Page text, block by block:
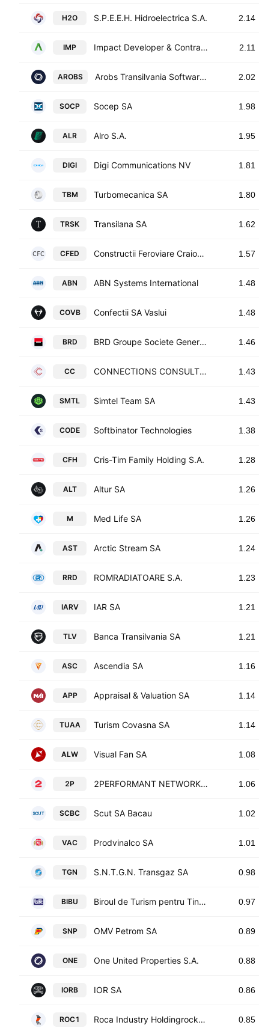
H2O S.P.E.E.H. Hidroelectrica S.A. 2.14
IMP Impact Developer & Contractor SA 2.11
AROBS Arobs Transilvania Software S.A. 2.02
SOCP Socep SA 1.98
ALR Alro S.A. 1.95
DIGI Digi Communications NV 1.81
TBM Turbomecanica SA 1.80
TRSK Transilana SA 1.62
CFED Constructii Feroviare Craiova SA Craiova 1.57
ABN ABN Systems International 1.48
COVB Confectii SA Vaslui 1.48
BRD BRD Groupe Societe Generale SA (Romania) 1.46
CC CONNECTIONS CONSULT S.A. 1.43
SMTL Simtel Team SA 1.43
CODE Softbinator Technologies 1.38
CFH Cris-Tim Family Holding S.A. 1.28
ALT Altur SA 1.26
M Med Life SA 1.26
AST Arctic Stream SA 1.24
RRD ROMRADIATOARE S.A. 1.23
IARV IAR SA 1.21
TLV Banca Transilvania SA 1.21
ASC Ascendia SA 1.16
APP Appraisal & Valuation SA 1.14
TUAA Turism Covasna SA 1.14
ALW Visual Fan SA 1.08
2P 2PERFORMANT NETWORK S.A. 1.06
SCBC Scut SA Bacau 1.02
VAC Prodvinalco SA 1.01
TGN S.N.T.G.N. Transgaz SA 0.98
BIBU Biroul de Turism pentru Tineret SA 0.97
SNP OMV Petrom SA 0.89
ONE One United Properties S.A. 0.88
IORB IOR SA 0.86
ROC1 Roca Industry Holdingrock1 SA 0.85